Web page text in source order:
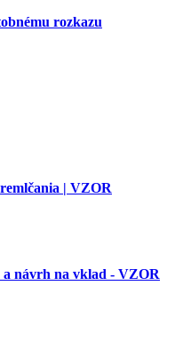
rozkazu
| VZOR
a návrh na vklad - VZOR